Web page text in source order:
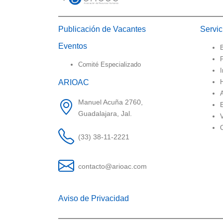
Publicación de Vacantes
Eventos
Comité Especializado
ARIOAC
Manuel Acuña 2760,
Guadalajara, Jal.
(33) 38-11-2221
contacto@arioac.com
Aviso de Privacidad